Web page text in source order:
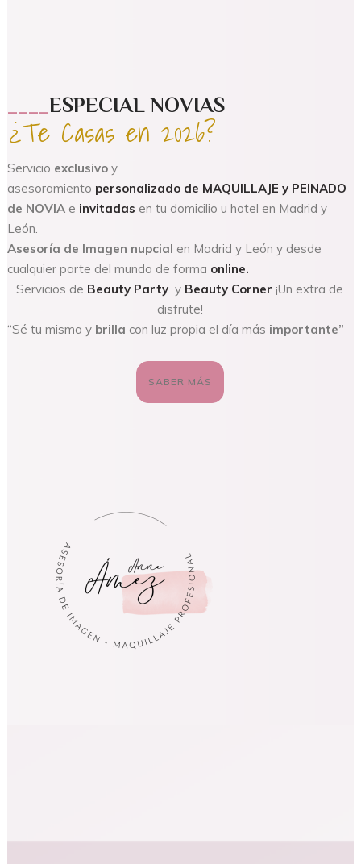
ESPECIAL NOVIAS
¿Te Casas en 2026?
Servicio exclusivo y
asesoramiento personalizado de MAQUILLAJE y PEINADO
de NOVIAe invitadas en tu domicilio u hotel en Madrid y
León.
Asesoría de Imagen nupcial en Madrid y León y desde
cualquier parte del mundo de forma online.
Servicios de Beauty Party y Beauty Corner ¡Un extra de
disfrute!
“Sé tu misma y brilla con luz propia el día más importante”
SABER MÁS